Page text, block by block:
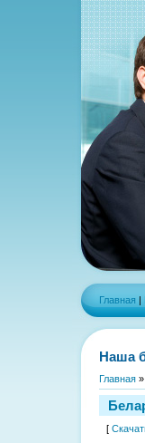
Главная |
Наша
Главная »
[